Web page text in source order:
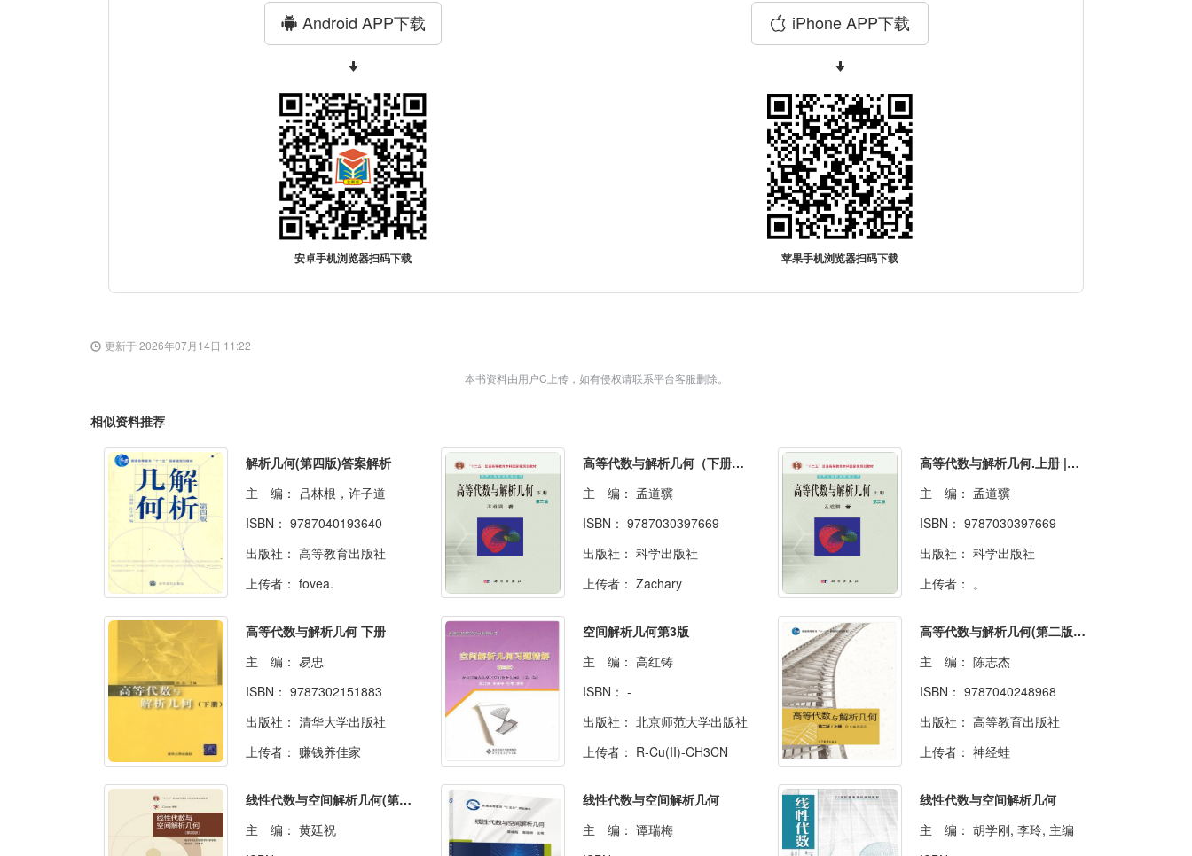
Android APP下载
安卓手机浏览器扫码下载
iPhone APP下载
苹果手机浏览器扫码下载
更新于 2026年07月14日 11:22
本书资料由用户C上传，如有侵权请联系平台客服删除。
相似资料推荐
解析几何(第四版)答案解析
主 编： 吕林根，许子道
ISBN： 9787040193640
出版社： 高等教育出版社
上传者： fovea.
高等代数与解析几何（下册）（第三版）
主 编： 孟道骥
ISBN： 9787030397669
出版社： 科学出版社
上传者： Zachary
高等代数与解析几何.上册 |第 3版
主 编： 孟道骥
ISBN： 9787030397669
出版社： 科学出版社
上传者： 。
高等代数与解析几何 下册
主 编： 易忠
ISBN： 9787302151883
出版社： 清华大学出版社
上传者： 赚钱养佳家
空间解析几何第3版
主 编： 高红铸
ISBN： -
出版社： 北京师范大学出版社
上传者： R-Cu(II)-CH3CN
高等代数与解析几何(第二版)(上下册)
主 编： 陈志杰
ISBN： 9787040248968
出版社： 高等教育出版社
上传者： 神经蛙
线性代数与空间解析几何(第四版)
主 编： 黄廷祝
线性代数与空间解析几何
主 编： 谭瑞梅
线性代数与空间解析几何
主 编： 胡学刚, 李玲, 主编